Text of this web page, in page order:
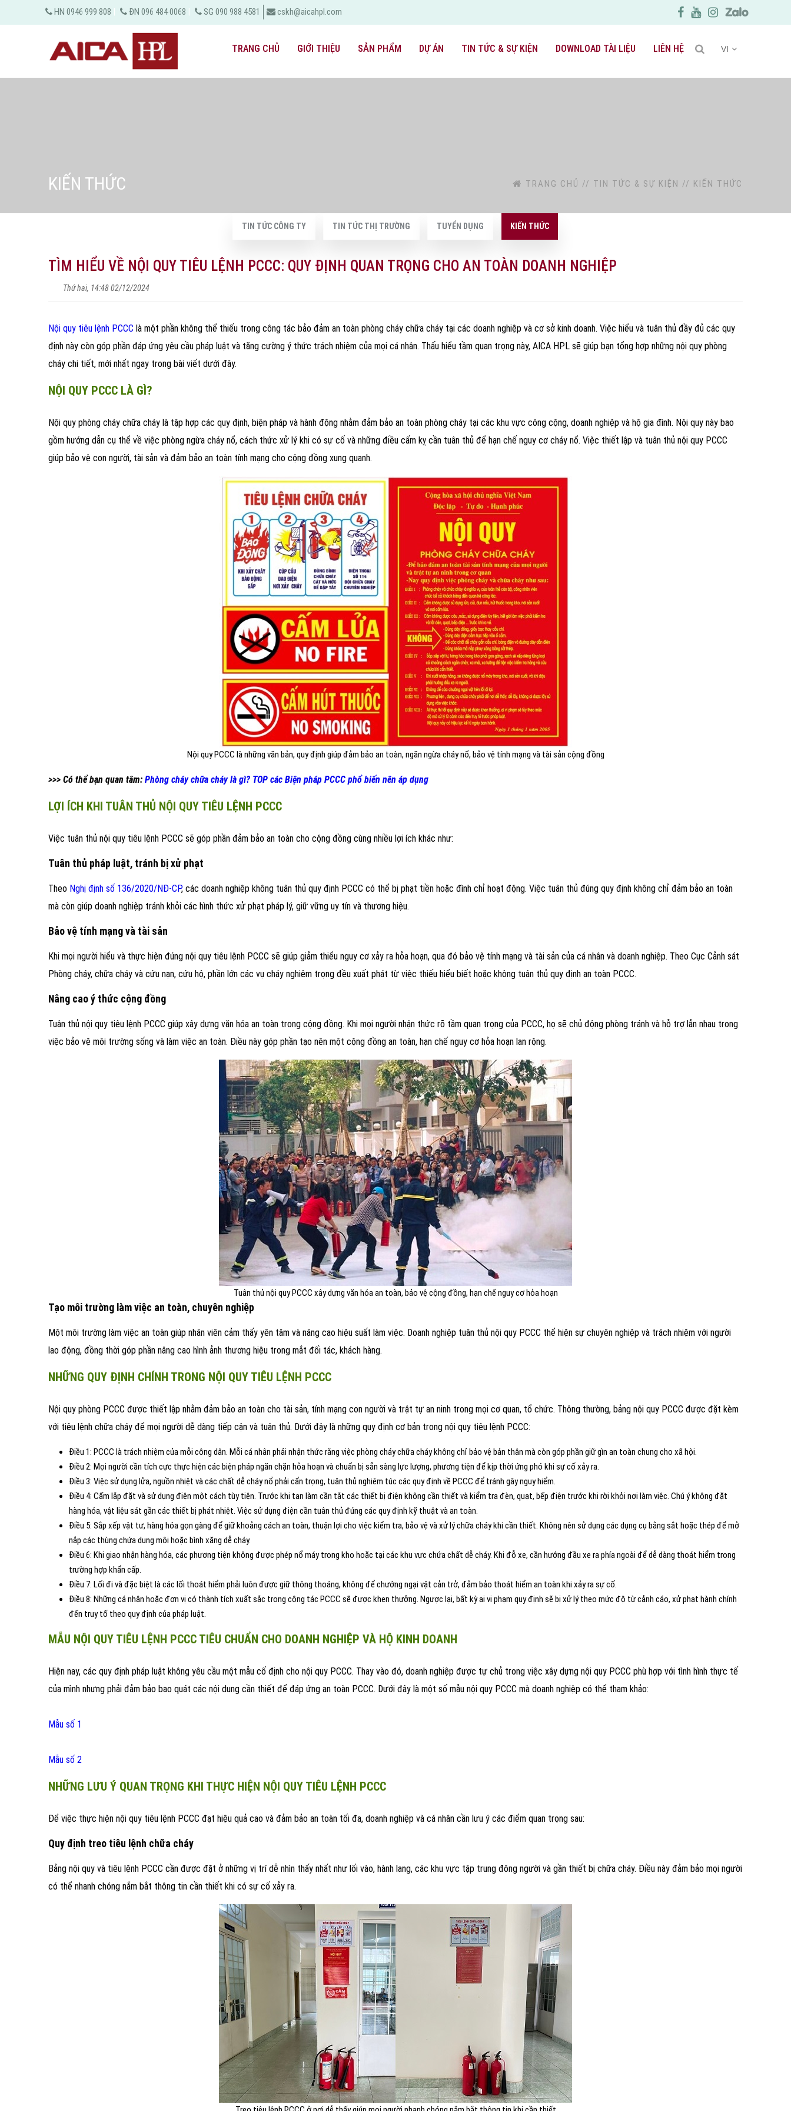
HN 0946 999 808 | ĐN 096 484 0068 | SG 090 988 4581 cskh@aicahpl.com
TRANG CHỦ GIỚI THIỆU SẢN PHẨM DỰ ÁN TIN TỨC & SỰ KIỆN DOWNLOAD TÀI LIỆU LIÊN HỆ VI
KIẾN THỨC TRANG CHỦ // TIN TỨC & SỰ KIỆN // KIẾN THỨC
TIN TỨC CÔNG TY TIN TỨC THỊ TRƯỜNG TUYỂN DỤNG KIẾN THỨC
TÌM HIỂU VỀ NỘI QUY TIÊU LỆNH PCCC: QUY ĐỊNH QUAN TRỌNG CHO AN TOÀN DOANH NGHIỆP
Thứ hai, 14:48 02/12/2024
Nội quy tiêu lệnh PCCC là một phần không thể thiếu trong công tác bảo đảm an toàn phòng cháy chữa cháy tại các doanh nghiệp và cơ sở kinh doanh. Việc hiểu và tuân thủ đầy đủ các quy
định này còn góp phần đáp ứng yêu cầu pháp luật và tăng cường ý thức trách nhiệm của mọi cá nhân. Thấu hiểu tầm quan trọng này, AICA HPL sẽ giúp bạn tổng hợp những nội quy phòng
cháy chi tiết, mới nhất ngay trong bài viết dưới đây.
NỘI QUY PCCC LÀ GÌ?
Nội quy phòng cháy chữa cháy là tập hợp các quy định, biện pháp và hành động nhằm đảm bảo an toàn phòng cháy tại các khu vực công cộng, doanh nghiệp và hộ gia đình. Nội quy này bao
gồm hướng dẫn cụ thể về việc phòng ngừa cháy nổ, cách thức xử lý khi có sự cố và những điều cấm kỵ cần tuân thủ để hạn chế nguy cơ cháy nổ. Việc thiết lập và tuân thủ nội quy PCCC
giúp bảo vệ con người, tài sản và đảm bảo an toàn tính mạng cho cộng đồng xung quanh.
Nội quy PCCC là những văn bản, quy định giúp đảm bảo an toàn, ngăn ngừa cháy nổ, bảo vệ tính mạng và tài sản cộng đồng
>>> Có thể bạn quan tâm: Phòng cháy chữa cháy là gì? TOP các Biện pháp PCCC phổ biến nên áp dụng
LỢI ÍCH KHI TUÂN THỦ NỘI QUY TIÊU LỆNH PCCC
Việc tuân thủ nội quy tiêu lệnh PCCC sẽ góp phần đảm bảo an toàn cho cộng đồng cùng nhiều lợi ích khác như:
Tuân thủ pháp luật, tránh bị xử phạt
Theo Nghị định số 136/2020/NĐ-CP, các doanh nghiệp không tuân thủ quy định PCCC có thể bị phạt tiền hoặc đình chỉ hoạt động. Việc tuân thủ đúng quy định không chỉ đảm bảo an toàn
mà còn giúp doanh nghiệp tránh khỏi các hình thức xử phạt pháp lý, giữ vững uy tín và thương hiệu.
Bảo vệ tính mạng và tài sản
Khi mọi người hiểu và thực hiện đúng nội quy tiêu lệnh PCCC sẽ giúp giảm thiểu nguy cơ xảy ra hỏa hoạn, qua đó bảo vệ tính mạng và tài sản của cá nhân và doanh nghiệp. Theo Cục Cảnh sát
Phòng cháy, chữa cháy và cứu nạn, cứu hộ, phần lớn các vụ cháy nghiêm trọng đều xuất phát từ việc thiếu hiểu biết hoặc không tuân thủ quy định an toàn PCCC.
Nâng cao ý thức cộng đồng
Tuân thủ nội quy tiêu lệnh PCCC giúp xây dựng văn hóa an toàn trong cộng đồng. Khi mọi người nhận thức rõ tầm quan trọng của PCCC, họ sẽ chủ động phòng tránh và hỗ trợ lẫn nhau trong
việc bảo vệ môi trường sống và làm việc an toàn. Điều này góp phần tạo nên một cộng đồng an toàn, hạn chế nguy cơ hỏa hoạn lan rộng.
Tuân thủ nội quy PCCC xây dựng văn hóa an toàn, bảo vệ cộng đồng, hạn chế nguy cơ hỏa hoạn
Tạo môi trường làm việc an toàn, chuyên nghiệp
Một môi trường làm việc an toàn giúp nhân viên cảm thấy yên tâm và nâng cao hiệu suất làm việc. Doanh nghiệp tuân thủ nội quy PCCC thể hiện sự chuyên nghiệp và trách nhiệm với người
lao động, đồng thời góp phần nâng cao hình ảnh thương hiệu trong mắt đối tác, khách hàng.
NHỮNG QUY ĐỊNH CHÍNH TRONG NỘI QUY TIÊU LỆNH PCCC
Nội quy phòng PCCC được thiết lập nhằm đảm bảo an toàn cho tài sản, tính mạng con người và trật tự an ninh trong mọi cơ quan, tổ chức. Thông thường, bảng nội quy PCCC được đặt kèm
với tiêu lệnh chữa cháy để mọi người dễ dàng tiếp cận và tuân thủ. Dưới đây là những quy định cơ bản trong nội quy tiêu lệnh PCCC:
Điều 1: PCCC là trách nhiệm của mỗi công dân. Mỗi cá nhân phải nhận thức rằng việc phòng cháy chữa cháy không chỉ bảo vệ bản thân mà còn góp phần giữ gìn an toàn chung cho xã hội.
Điều 2: Mọi người cần tích cực thực hiện các biện pháp ngăn chặn hỏa hoạn và chuẩn bị sẵn sàng lực lượng, phương tiện để kịp thời ứng phó khi sự cố xảy ra.
Điều 3: Việc sử dụng lửa, nguồn nhiệt và các chất dễ cháy nổ phải cẩn trọng, tuân thủ nghiêm túc các quy định về PCCC để tránh gây nguy hiểm.
Điều 4: Cấm lắp đặt và sử dụng điện một cách tùy tiện. Trước khi tan làm cần tắt các thiết bị điện không cần thiết và kiểm tra đèn, quạt, bếp điện trước khi rời khỏi nơi làm việc. Chú ý không đặt
hàng hóa, vật liệu sát gần các thiết bị phát nhiệt. Việc sử dụng điện cần tuân thủ đúng các quy định kỹ thuật và an toàn.
Điều 5: Sắp xếp vật tư, hàng hóa gọn gàng để giữ khoảng cách an toàn, thuận lợi cho việc kiểm tra, bảo vệ và xử lý chữa cháy khi cần thiết. Không nên sử dụng các dụng cụ bằng sắt hoặc thép để mở
nắp các thùng chứa dung môi hoặc bình xăng dễ cháy.
Điều 6: Khi giao nhận hàng hóa, các phương tiện không được phép nổ máy trong kho hoặc tại các khu vực chứa chất dễ cháy. Khi đỗ xe, cần hướng đầu xe ra phía ngoài để dễ dàng thoát hiểm trong
trường hợp khẩn cấp.
Điều 7: Lối đi và đặc biệt là các lối thoát hiểm phải luôn được giữ thông thoáng, không để chướng ngại vật cản trở, đảm bảo thoát hiểm an toàn khi xảy ra sự cố.
Điều 8: Những cá nhân hoặc đơn vị có thành tích xuất sắc trong công tác PCCC sẽ được khen thưởng. Ngược lại, bất kỳ ai vi phạm quy định sẽ bị xử lý theo mức độ từ cảnh cáo, xử phạt hành chính
đến truy tố theo quy định của pháp luật.
MẪU NỘI QUY TIÊU LỆNH PCCC TIÊU CHUẨN CHO DOANH NGHIỆP VÀ HỘ KINH DOANH
Hiện nay, các quy định pháp luật không yêu cầu một mẫu cố định cho nội quy PCCC. Thay vào đó, doanh nghiệp được tự chủ trong việc xây dựng nội quy PCCC phù hợp với tình hình thực tế
của mình nhưng phải đảm bảo bao quát các nội dung cần thiết để đáp ứng an toàn PCCC. Dưới đây là một số mẫu nội quy PCCC mà doanh nghiệp có thể tham khảo:
Mẫu số 1
Mẫu số 2
NHỮNG LƯU Ý QUAN TRỌNG KHI THỰC HIỆN NỘI QUY TIÊU LỆNH PCCC
Để việc thực hiện nội quy tiêu lệnh PCCC đạt hiệu quả cao và đảm bảo an toàn tối đa, doanh nghiệp và cá nhân cần lưu ý các điểm quan trọng sau:
Quy định treo tiêu lệnh chữa cháy
Bảng nội quy và tiêu lệnh PCCC cần được đặt ở những vị trí dễ nhìn thấy nhất như lối vào, hành lang, các khu vực tập trung đông người và gần thiết bị chữa cháy. Điều này đảm bảo mọi người
có thể nhanh chóng nắm bắt thông tin cần thiết khi có sự cố xảy ra.